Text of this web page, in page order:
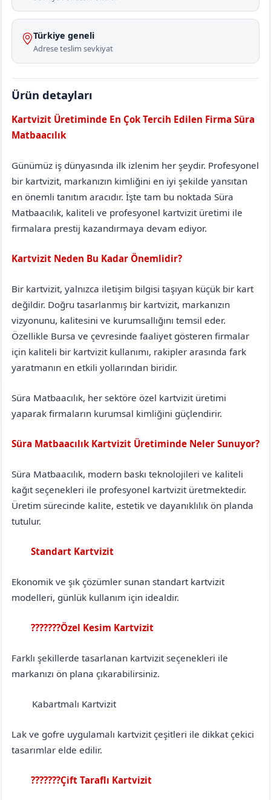
Türkiye geneli
Adrese teslim sevkiyat
Ürün detayları
Kartvizit Üretiminde En Çok Tercih Edilen Firma Süra
Matbaacılık
Günümüz iş dünyasında ilk izlenim her şeydir. Profesyonel
bir kartvizit, markanızın kimliğini en iyi şekilde yansıtan
en önemli tanıtım aracıdır. İşte tam bu noktada Süra
Matbaacılık, kaliteli ve profesyonel kartvizit üretimi ile
firmalara prestij kazandırmaya devam ediyor.
Kartvizit Neden Bu Kadar Önemlidir?
Bir kartvizit, yalnızca iletişim bilgisi taşıyan küçük bir kart
değildir. Doğru tasarlanmış bir kartvizit, markanızın
vizyonunu, kalitesini ve kurumsallığını temsil eder.
Özellikle Bursa ve çevresinde faaliyet gösteren firmalar
için kaliteli bir kartvizit kullanımı, rakipler arasında fark
yaratmanın en etkili yollarından biridir.
Süra Matbaacılık, her sektöre özel kartvizit üretimi
yaparak firmaların kurumsal kimliğini güçlendirir.
Süra Matbaacılık Kartvizit Üretiminde Neler Sunuyor?
Süra Matbaacılık, modern baskı teknolojileri ve kaliteli
kağıt seçenekleri ile profesyonel kartvizit üretmektedir.
Üretim sürecinde kalite, estetik ve dayanıklılık ön planda
tutulur.
Standart Kartvizit
Ekonomik ve şık çözümler sunan standart kartvizit
modelleri, günlük kullanım için idealdir.
???????Özel Kesim Kartvizit
Farklı şekillerde tasarlanan kartvizit seçenekleri ile
markanızı ön plana çıkarabilirsiniz.
Kabartmalı Kartvizit
Lak ve gofre uygulamalı kartvizit çeşitleri ile dikkat çekici
tasarımlar elde edilir.
???????Çift Taraflı Kartvizit